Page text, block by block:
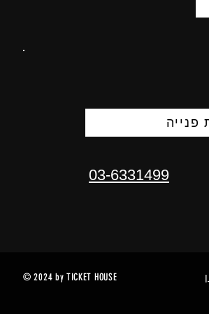
פנייה
03-6331499
© 2024 by TICKET HOUSE